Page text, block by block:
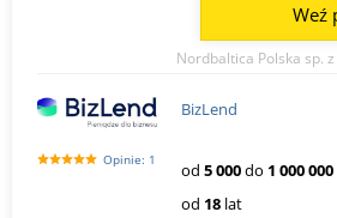
Nordbaltica Polska sp. z
Weź
Opinie: 1
BizLend
od 5 000do 1 000 000
od 18 lat